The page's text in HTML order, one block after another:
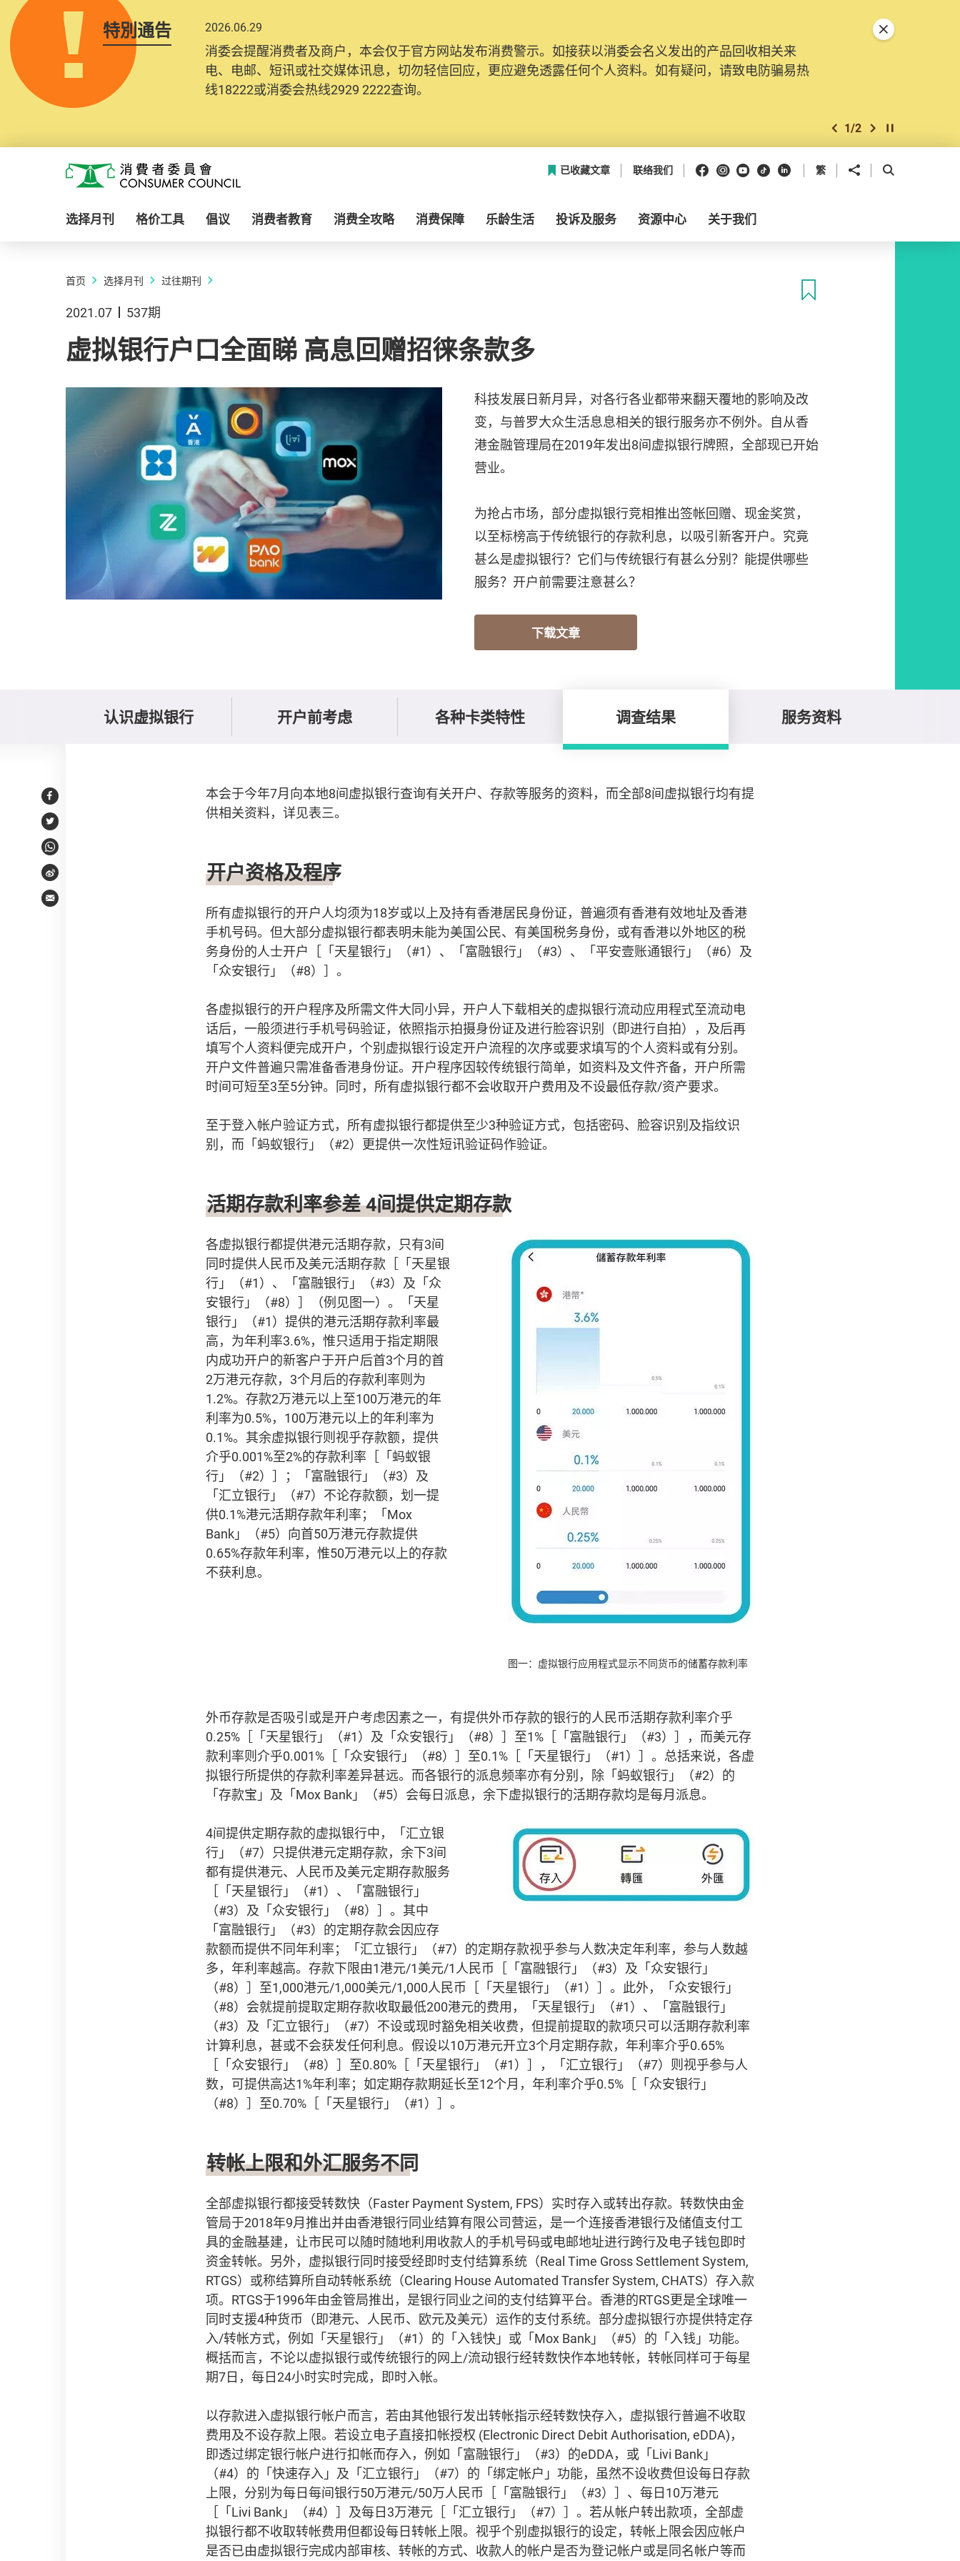
特別通告 2026.06.29
消委会提醒消费者及商户，本会仅于官方网站发布消费警示。如接获以消委会名义发出的产品回收相关来
电、电邮、短讯或社交媒体讯息，切勿轻信回应，更应避免透露任何个人资料。如有疑问，请致电防骗易热
线18222或消委会热线2929 2222查询。
上一个
1/2 下一个开始/暂停幻灯
关闭特別通告
消费者委员会
已收藏文章 联络我们 Facebook
Instagram
Youtube
抖音领英 繁 分享到 开启搜寻框
选择月刊 格价工具 倡议 消费者教育 消费全攻略 消费保障 乐龄生活 投诉及服务 资源中心 关于我们
首页 选择月刊 过往期刊
2021.07 537期
虚拟银行户口全面睇 高息回赠招徕条款多
科技发展日新月异，对各行各业都带来翻天覆地的影响及改
变，与普罗大众生活息息相关的银行服务亦不例外。自从香
港金融管理局在2019年发出8间虚拟银行牌照，全部现已开始
营业。
为抢占市场，部分虚拟银行竞相推出签帐回赠、现金奖赏，
以至标榜高于传统银行的存款利息，以吸引新客开户。究竟
甚么是虚拟银行？它们与传统银行有甚么分别？能提供哪些
服务？开户前需要注意甚么？
下载文章
认识虚拟银行 开户前考虑 各种卡类特性 调查结果 服务资料
Facebook
Twitter
WhatsApp
Weibo
Email
本会于今年7月向本地8间虚拟银行查询有关开户、存款等服务的资料，而全部8间虚拟银行均有提
供相关资料，详见表三。
开户资格及程序
所有虚拟银行的开户人均须为18岁或以上及持有香港居民身份证，普遍须有香港有效地址及香港
手机号码。但大部分虚拟银行都表明未能为美国公民、有美国税务身份，或有香港以外地区的税
务身份的人士开户［「天星银行」（#1）、「富融银行」（#3）、「平安壹账通银行」（#6）及
「众安银行」（#8）］。
各虚拟银行的开户程序及所需文件大同小异，开户人下载相关的虚拟银行流动应用程式至流动电
话后，一般须进行手机号码验证，依照指示拍摄身份证及进行脸容识别（即进行自拍），及后再
填写个人资料便完成开户，个别虚拟银行设定开户流程的次序或要求填写的个人资料或有分别。
开户文件普遍只需准备香港身份证。开户程序因较传统银行简单，如资料及文件齐备，开户所需
时间可短至3至5分钟。同时，所有虚拟银行都不会收取开户费用及不设最低存款/资产要求。
至于登入帐户验证方式，所有虚拟银行都提供至少3种验证方式，包括密码、脸容识别及指纹识
别，而「蚂蚁银行」（#2）更提供一次性短讯验证码作验证。
活期存款利率参差4间提供定期存款
图一：虚拟银行应用程式显示不同货币的储蓄存款利率
各虚拟银行都提供港元活期存款，只有3间
同时提供人民币及美元活期存款［「天星银
行」（#1）、「富融银行」（#3）及「众
安银行」（#8）］（例见图一）。「天星
银行」（#1）提供的港元活期存款利率最
高，为年利率3.6%，惟只适用于指定期限
内成功开户的新客户于开户后首3个月的首
2万港元存款，3个月后的存款利率则为
1.2%。存款2万港元以上至100万港元的年
利率为0.5%，100万港元以上的年利率为
0.1%。其余虚拟银行则视乎存款额，提供
介乎0.001%至2%的存款利率［「蚂蚁银
行」（#2）］；「富融银行」（#3）及
「汇立银行」（#7）不论存款额，划一提
供0.1%港元活期存款年利率；「Mox
Bank」（#5）向首50万港元存款提供
0.65%存款年利率，惟50万港元以上的存款
不获利息。
外币存款是否吸引或是开户考虑因素之一，有提供外币存款的银行的人民币活期存款利率介乎
0.25%［「天星银行」（#1）及「众安银行」（#8）］至1%［「富融银行」（#3）］，而美元存
款利率则介乎0.001%［「众安银行」（#8）］至0.1%［「天星银行」（#1）］。总括来说，各虚
拟银行所提供的存款利率差异甚远。而各银行的派息频率亦有分别，除「蚂蚁银行」（#2）的
「存款宝」及「Mox Bank」（#5）会每日派息，余下虚拟银行的活期存款均是每月派息。
4间提供定期存款的虚拟银行中，「汇立银
行」（#7）只提供港元定期存款，余下3间
都有提供港元、人民币及美元定期存款服务
［「天星银行」（#1）、「富融银行」
（#3）及「众安银行」（#8）］。其中
「富融银行」（#3）的定期存款会因应存
款额而提供不同年利率；「汇立银行」（#7）的定期存款视乎参与人数决定年利率，参与人数越
多，年利率越高。存款下限由1港元/1美元/1人民币［「富融银行」（#3）及「众安银行」
（#8）］至1,000港元/1,000美元/1,000人民币［「天星银行」（#1）］。此外，「众安银行」
（#8）会就提前提取定期存款收取最低200港元的费用，「天星银行」（#1）、「富融银行」
（#3）及「汇立银行」（#7）不设或现时豁免相关收费，但提前提取的款项只可以活期存款利率
计算利息，甚或不会获发任何利息。假设以10万港元开立3个月定期存款，年利率介乎0.65%
［「众安银行」（#8）］至0.80%［「天星银行」（#1）］，「汇立银行」（#7）则视乎参与人
数，可提供高达1%年利率；如定期存款期延长至12个月，年利率介乎0.5%［「众安银行」
（#8）］至0.70%［「天星银行」（#1）］。
转帐上限和外汇服务不同
全部虚拟银行都接受转数快（Faster Payment System, FPS）实时存入或转出存款。转数快由金
管局于2018年9月推出并由香港银行同业结算有限公司营运，是一个连接香港银行及储值支付工
具的金融基建，让市民可以随时随地利用收款人的手机号码或电邮地址进行跨行及电子钱包即时
资金转帐。另外，虚拟银行同时接受经即时支付结算系统（Real Time Gross Settlement System,
RTGS）或称结算所自动转帐系统（Clearing House Automated Transfer System, CHATS）存入款
项。RTGS于1996年由金管局推出，是银行同业之间的支付结算平台。香港的RTGS更是全球唯一
同时支援4种货币（即港元、人民币、欧元及美元）运作的支付系统。部分虚拟银行亦提供特定存
入/转帐方式，例如「天星银行」（#1）的「入钱快」或「Mox Bank」（#5）的「入钱」功能。
概括而言，不论以虚拟银行或传统银行的网上/流动银行经转数快作本地转帐，转帐同样可于每星
期7日，每日24小时实时完成，即时入帐。
以存款进入虚拟银行帐户而言，若由其他银行发出转帐指示经转数快存入，虚拟银行普遍不收取
费用及不设存款上限。若设立电子直接扣帐授权 (Electronic Direct Debit Authorisation, eDDA)，
即透过绑定银行帐户进行扣帐而存入，例如「富融银行」（#3）的eDDA，或「Livi Bank」
（#4）的「快速存入」及「汇立银行」（#7）的「绑定帐户」功能，虽然不设收费但设每日存款
上限，分别为每日每间银行50万港元/50万人民币［「富融银行」（#3）］、每日10万港元
［「Livi Bank」（#4）］及每日3万港元［「汇立银行」（#7）］。若从帐户转出款项，全部虚
拟银行都不收取转帐费用但都设每日转帐上限。视乎个别虚拟银行的设定，转帐上限会因应帐户
是否已由虚拟银行完成内部审核、转帐的方式、收款人的帐户是否为登记帐户或是同名帐户等而